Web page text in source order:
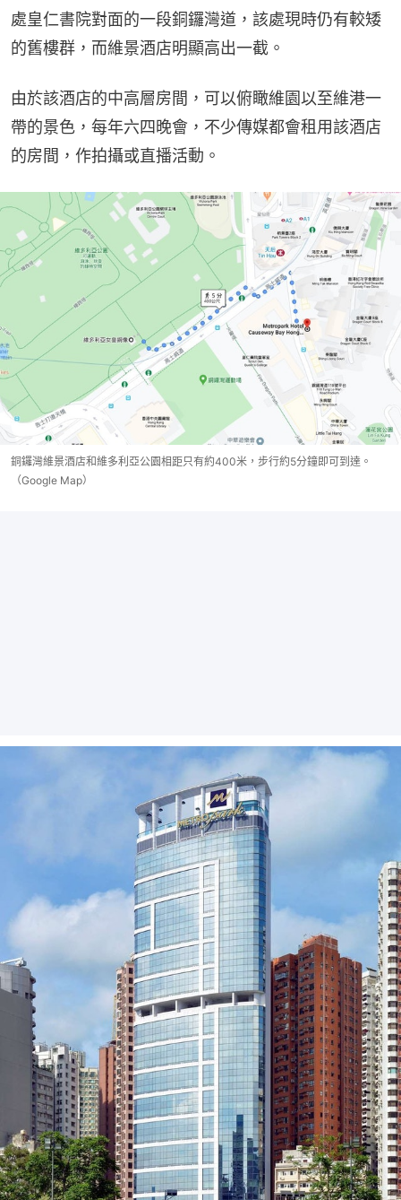
處皇仁書院對面的一段銅鑼灣道，該處現時仍有較矮
的舊樓群，而維景酒店明顯高出一截。
由於該酒店的中高層房間，可以俯瞰維園以至維港一
帶的景色，每年六四晚會，不少傳媒都會租用該酒店
的房間，作拍攝或直播活動。
銅鑼灣維景酒店和維多利亞公園相距只有約400米，步行約5分鐘即可到達。
（Google Map）